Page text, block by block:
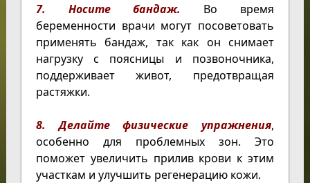
7. Носите бандаж.
Во время
беременности врачи могут посоветовать
применять бандаж, так как он снимает
нагрузку с поясницы и позвоночника,
поддерживает живот, предотвращая
растяжки.
8. Делайте физические упражнения,
особенно для проблемных зон. Это
поможет увеличить прилив крови к этим
участкам и улучшить регенерацию кожи.